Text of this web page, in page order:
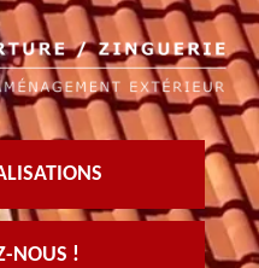
NOUS !